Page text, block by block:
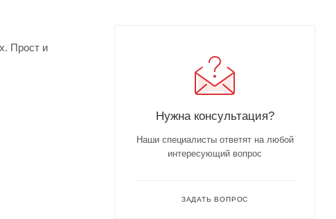
Прост и
Нужна консультация?
Наши специалисты ответят на любой
интересующий вопрос
ЗАДАТЬ ВОПРОС